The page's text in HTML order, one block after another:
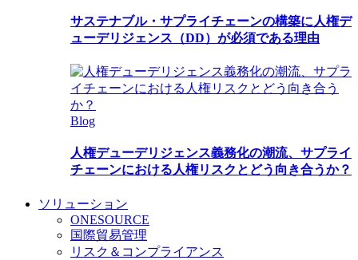
サステナブル・サプライチェーンの構築に人権デ
ューデリジェンス（DD）が必須である理由
Blog
人権デューデリジェンス義務化の潮流、サプライ
チェーンにおける人権リスクとどう向き合うか？
ソリューション
ONESOURCE
国際貿易管理
リスク＆コンプライアンス